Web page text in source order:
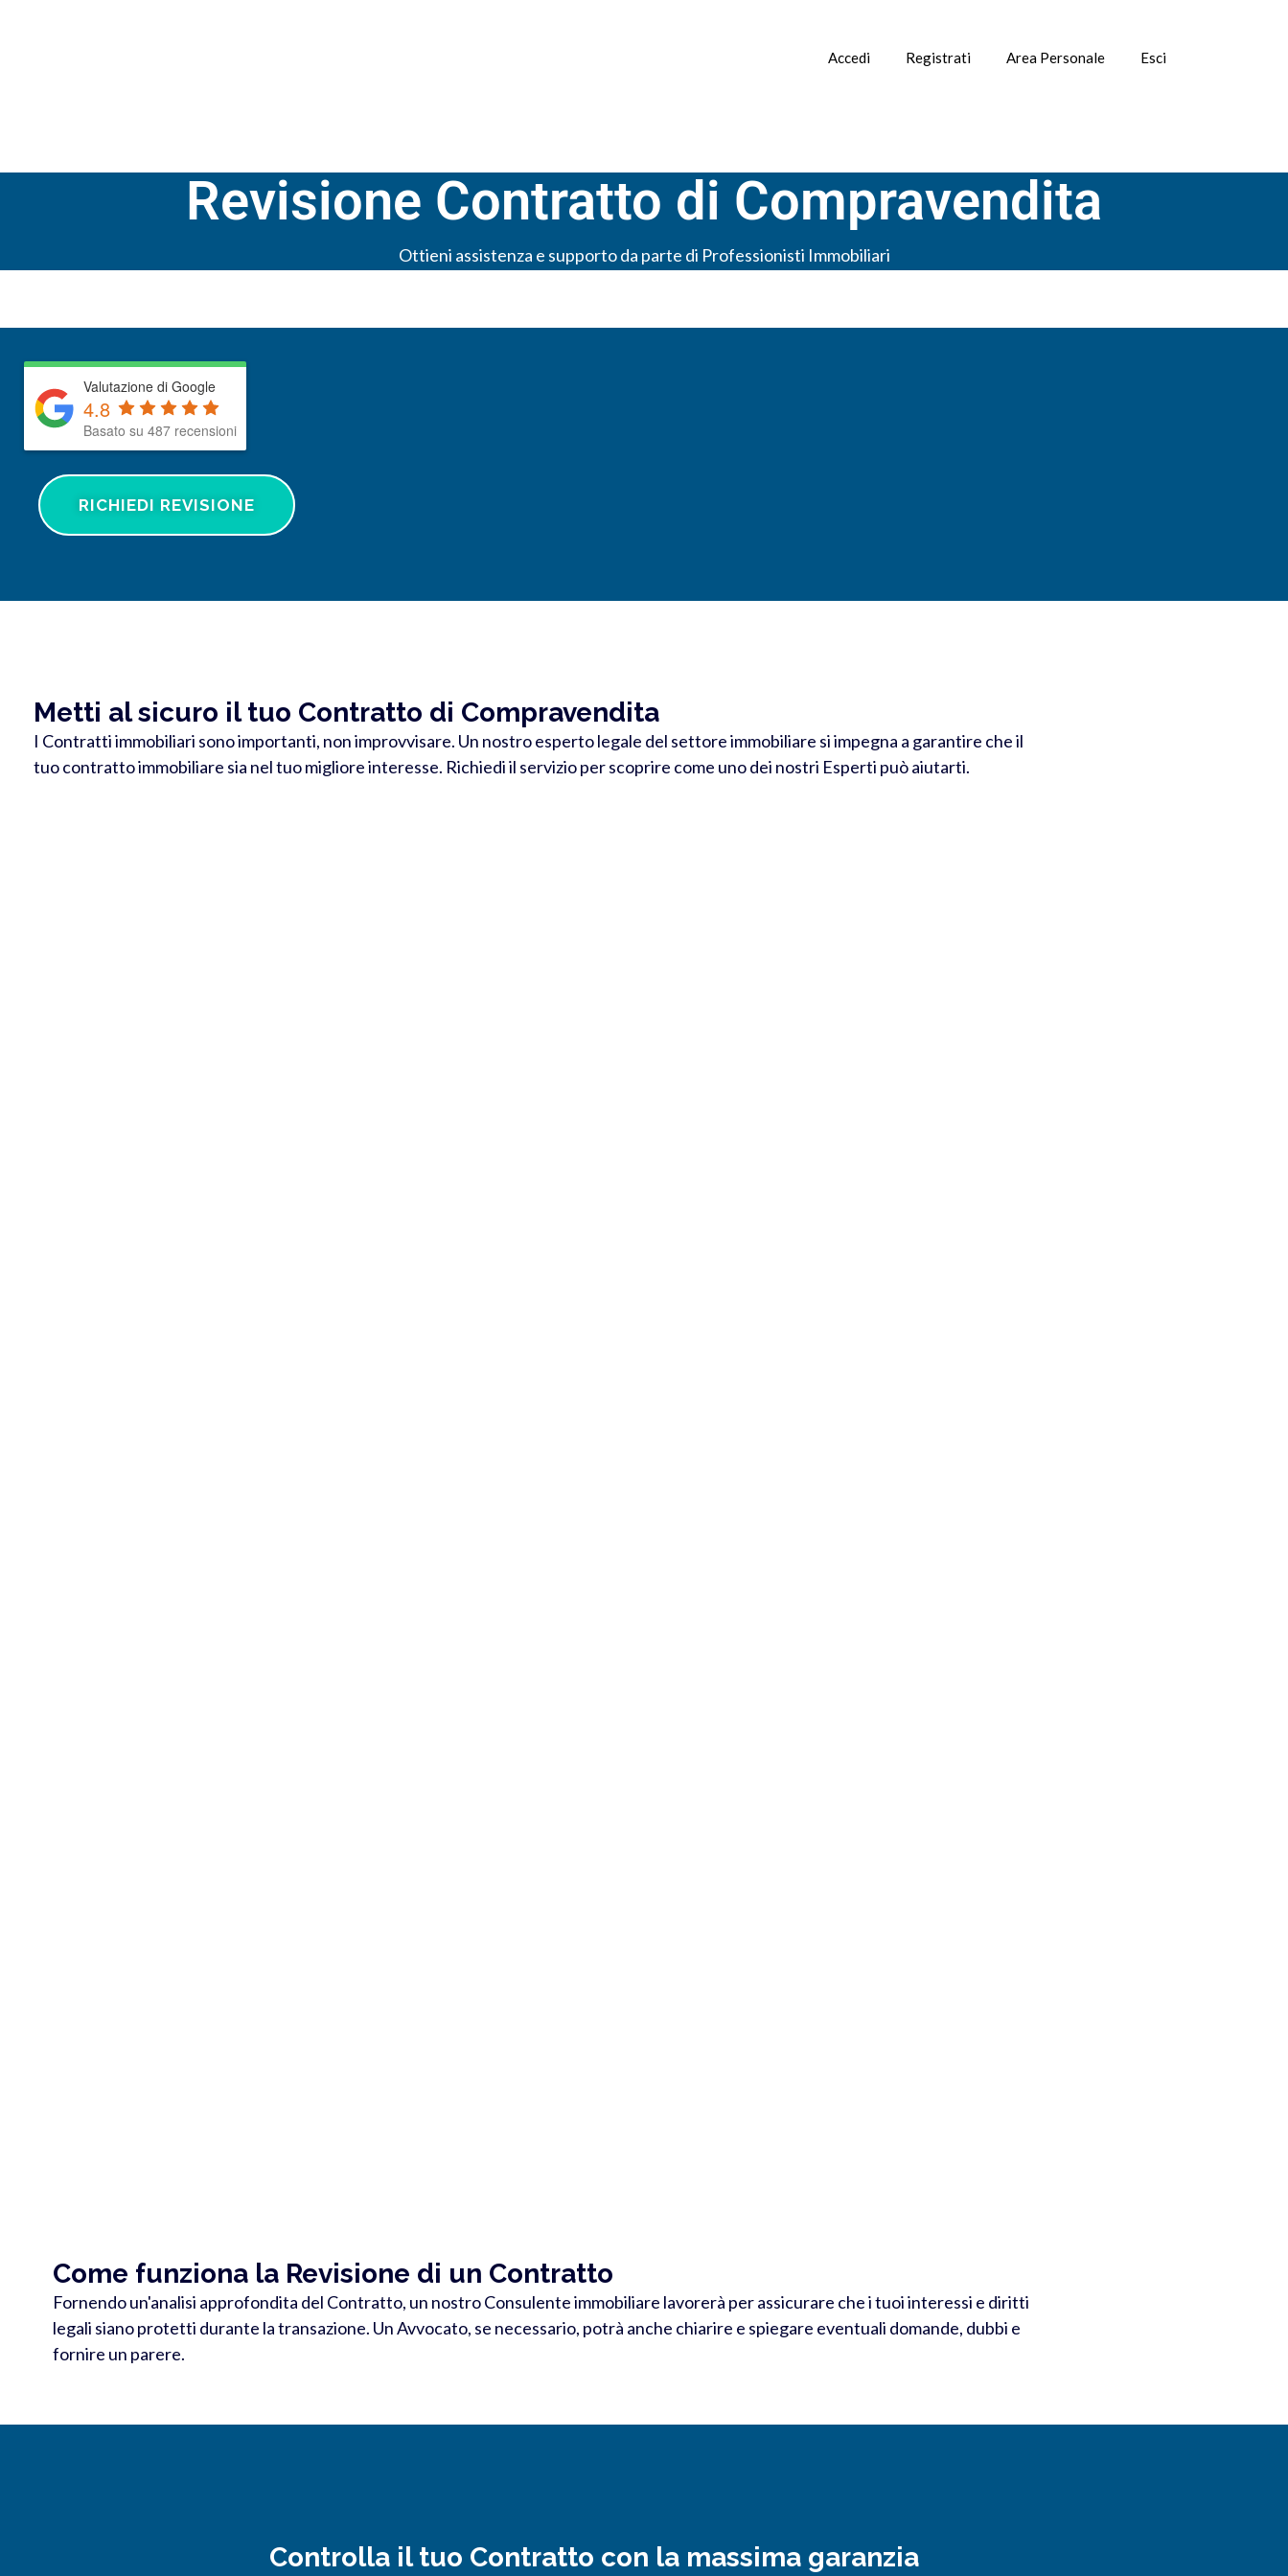
Accedi Registrati Area Personale Esci
Revisione Contratto di Compravendita
Ottieni assistenza e supporto da parte di Professionisti Immobiliari
Valutazione di Google
4.8
Basato su 487 recensioni
RICHIEDI REVISIONE
Metti al sicuro il tuo Contratto di Compravendita
I Contratti immobiliari sono importanti, non improvvisare. Un nostro esperto legale del settore immobiliare si impegna a garantire che il
tuo contratto immobiliare sia nel tuo migliore interesse. Richiedi il servizio per scoprire come uno dei nostri Esperti può aiutarti.
Come funziona la Revisione di un Contratto
Fornendo un'analisi approfondita del Contratto, un nostro Consulente immobiliare lavorerà per assicurare che i tuoi interessi e diritti
legali siano protetti durante la transazione. Un Avvocato, se necessario, potrà anche chiarire e spiegare eventuali domande, dubbi e
fornire un parere.
Controlla il tuo Contratto con la massima garanzia